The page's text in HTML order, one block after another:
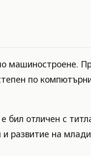
машиностроене.
по
отличен с
развитие на